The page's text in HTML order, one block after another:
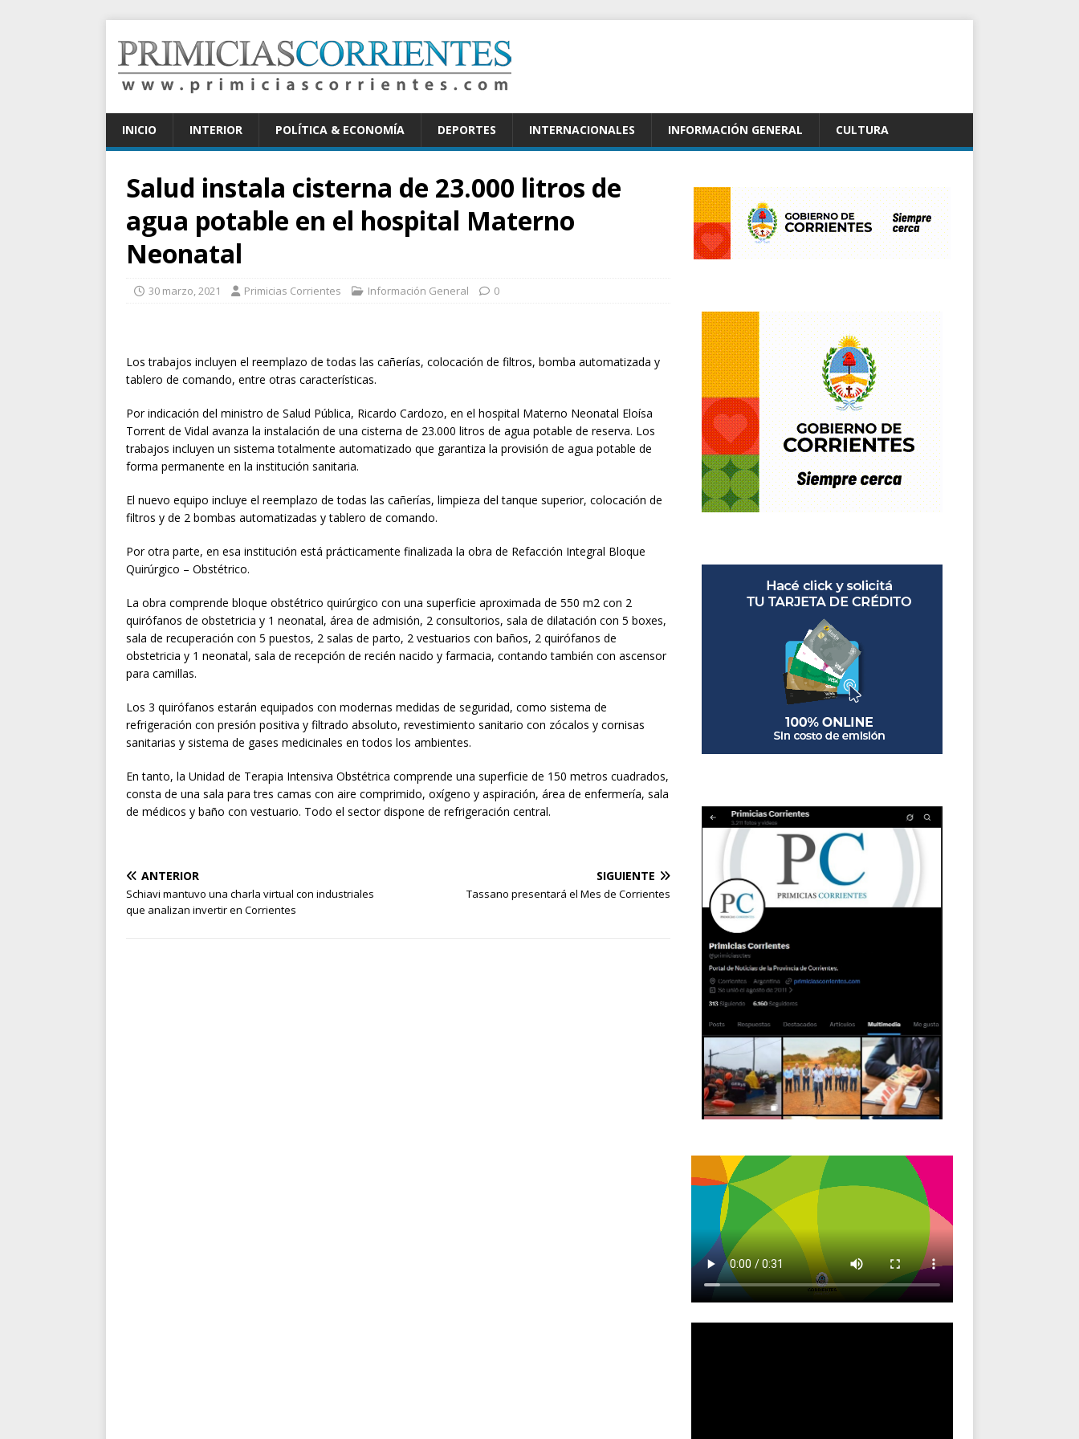
INICIO INTERIOR POLÍTICA & ECONOMÍA DEPORTES INTERNACIONALES INFORMACIÓN GENERAL CULTURA
Salud instala cisterna de 23.000 litros de
agua potable en el hospital Materno
Neonatal
30 marzo, 2021 Primicias Corrientes Información General 0
Los trabajos incluyen el reemplazo de todas las cañerías, colocación de filtros, bomba automatizada y
tablero de comando, entre otras características.
Por indicación del ministro de Salud Pública, Ricardo Cardozo, en el hospital Materno Neonatal Eloísa
Torrent de Vidal avanza la instalación de una cisterna de 23.000 litros de agua potable de reserva. Los
trabajos incluyen un sistema totalmente automatizado que garantiza la provisión de agua potable de
forma permanente en la institución sanitaria.
El nuevo equipo incluye el reemplazo de todas las cañerías, limpieza del tanque superior, colocación de
filtros y de 2 bombas automatizadas y tablero de comando.
Por otra parte, en esa institución está prácticamente finalizada la obra de Refacción Integral Bloque
Quirúrgico – Obstétrico.
La obra comprende bloque obstétrico quirúrgico con una superficie aproximada de 550 m2 con 2
quirófanos de obstetricia y 1 neonatal, área de admisión, 2 consultorios, sala de dilatación con 5 boxes,
sala de recuperación con 5 puestos, 2 salas de parto, 2 vestuarios con baños, 2 quirófanos de
obstetricia y 1 neonatal, sala de recepción de recién nacido y farmacia, contando también con ascensor
para camillas.
Los 3 quirófanos estarán equipados con modernas medidas de seguridad, como sistema de
refrigeración con presión positiva y filtrado absoluto, revestimiento sanitario con zócalos y cornisas
sanitarias y sistema de gases medicinales en todos los ambientes.
En tanto, la Unidad de Terapia Intensiva Obstétrica comprende una superficie de 150 metros cuadrados,
consta de una sala para tres camas con aire comprimido, oxígeno y aspiración, área de enfermería, sala
de médicos y baño con vestuario. Todo el sector dispone de refrigeración central.
ANTERIOR
Schiavi mantuvo una charla virtual con industriales
que analizan invertir en Corrientes
SIGUIENTE
Tassano presentará el Mes de Corrientes